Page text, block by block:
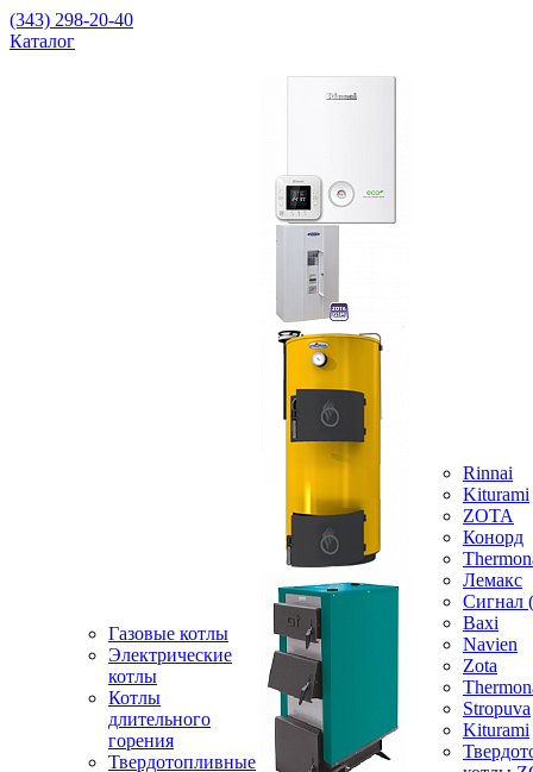
(343) 298-20-40
Каталог
Газовые котлы
Электрические
котлы
Котлы
длительного
горения
Твердотопливные
Rinnai
Kiturami
ZOTA
Конорд
Лемакс
Baxi
Navien
Zota
Stropuva
Kiturami